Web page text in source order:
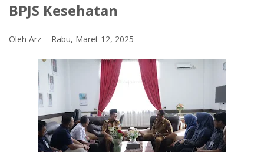
BPJS Kesehatan
Oleh Arz Rabu, Maret 12, 2025